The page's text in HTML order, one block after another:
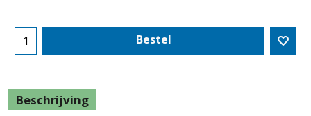
Bestel
Beschrijving